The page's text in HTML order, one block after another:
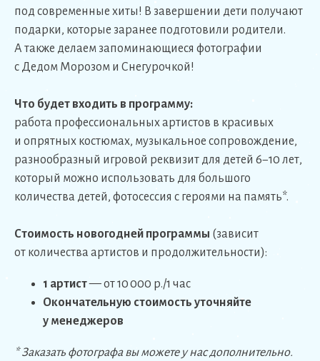
под современные хиты! В завершении дети получают
подарки, которые заранее подготовили родители.
А также делаем запоминающиеся фотографии
с Дедом Морозом и Снегурочкой!
Что будет входить в программу:
работа профессиональных артистов в красивых
и опрятных костюмах, музыкальное сопровождение,
разнообразный игровой реквизит для детей 6−10 лет,
который можно использовать для большого
количества детей, фотосессия с героями на память*.
Стоимость новогодней программы (зависит
от количества артистов и продолжительности):
1 артист— от 10 000 р./1 час
Окончательную стоимость уточняйте
у менеджеров
* Заказать фотографа вы можете у нас дополнительно.